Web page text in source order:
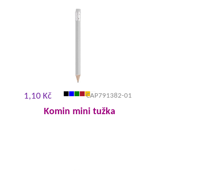
1,10 Kč CAP791382-01
Komin mini tužka